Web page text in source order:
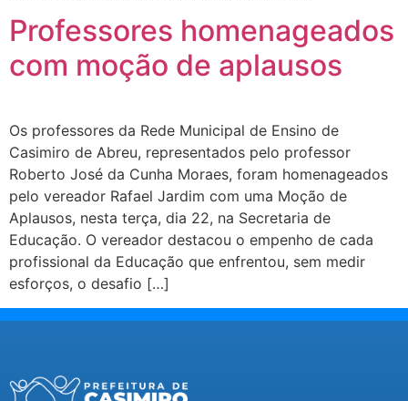
Professores homenageados
com moção de aplausos
Os professores da Rede Municipal de Ensino de
Casimiro de Abreu, representados pelo professor
Roberto José da Cunha Moraes, foram homenageados
pelo vereador Rafael Jardim com uma Moção de
Aplausos, nesta terça, dia 22, na Secretaria de
Educação. O vereador destacou o empenho de cada
profissional da Educação que enfrentou, sem medir
esforços, o desafio […]